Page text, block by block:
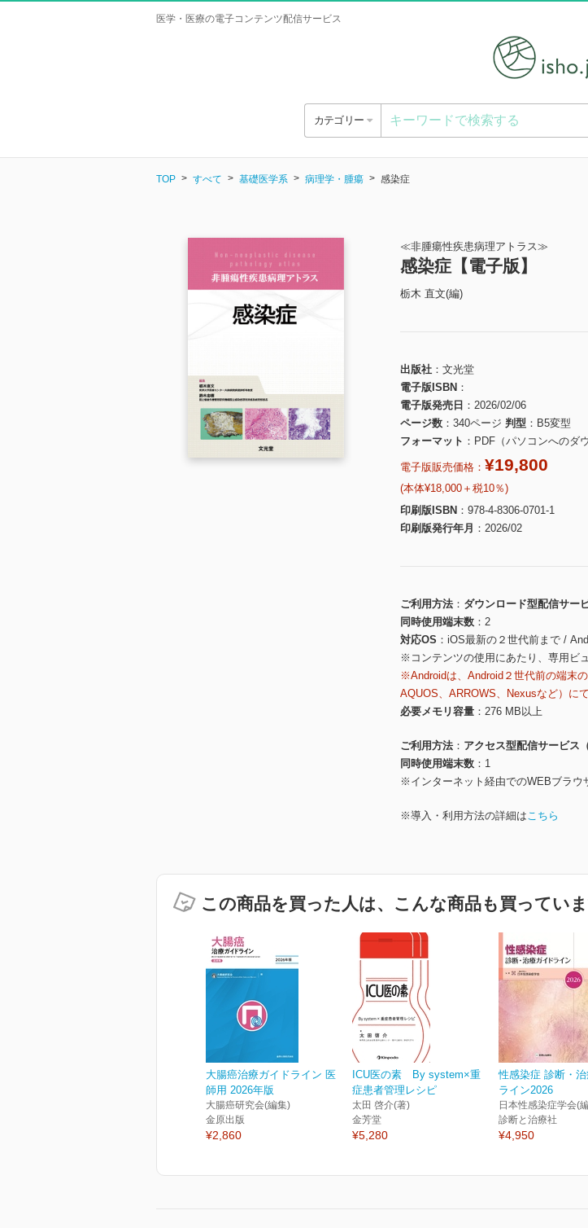
医学・医療の電子コンテンツ配信サービス
カテゴリー
TOP すべて 基礎医学系 病理学・腫瘍 感染症
≪非腫瘍性疾患病理アトラス≫
感染症【電子版】
栃木 直文(編)
出版社
文光堂
電子版ISBN
電子版発売日
2026/02/06
ページ数
340ページ 判型
B5変型
フォーマット
PDF（パソコンへのダ
電子版販売価格： ¥19,800
(本体¥18,000＋税10％)
印刷版ISBN
978-4-8306-0701-1
印刷版発行年月
2026/02
ご利用方法
ダウンロード型配信サー
同時使用端末数
2
対応OS
iOS最新の２世代前まで /
※コンテンツの使用にあたり、専用ビ
※Androidは、Android２世代前の端末
AQUOS、ARROWS、Nexusなど）に
必要メモリ容量
276 MB以上
ご利用方法
アクセス型配信サービス
同時使用端末数
1
※インターネット経由でのWEBブラウ
※導入・利用方法の詳細はこちら
この商品を買った人は、こんな商品も買っていま
大腸癌治療ガイドライン 医
師用 2026年版
大腸癌研究会(編集)
金原出版
¥2,860
ICU医の素 By system×重
症患者管理レシピ
太田 啓介(著)
金芳堂
¥5,280
性感染症 診断・
ライン2026
日本性感染症学会(
診断と治療社
¥4,950